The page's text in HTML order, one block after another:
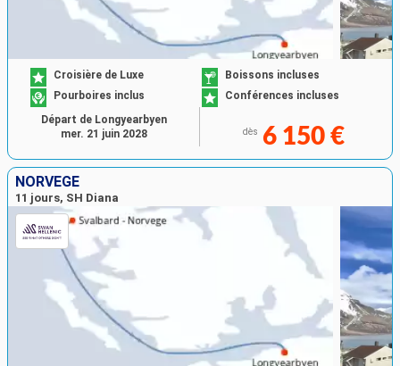
Croisière de Luxe
Boissons incluses
Pourboires inclus
Conférences incluses
dès 6 150 €
Départ de Longyearbyen
mer. 21 juin 2028
NORVÈGE
11 jours, SH Diana